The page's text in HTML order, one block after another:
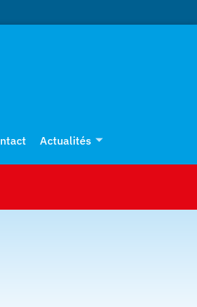
Actualités